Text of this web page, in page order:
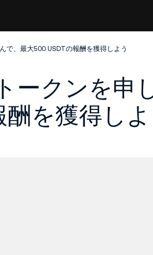
で、最大500 USDTの報酬を獲得しよう
ークンを申
を獲得しよ